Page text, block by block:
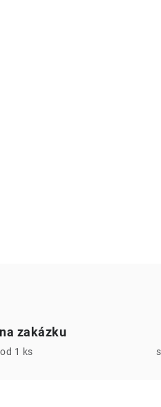
zakázku
1 ks